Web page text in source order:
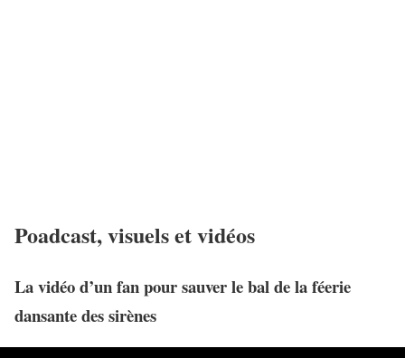
Poadcast, visuels et vidéos
La vidéo d’un fan pour sauver le bal de la féerie
dansante des sirènes